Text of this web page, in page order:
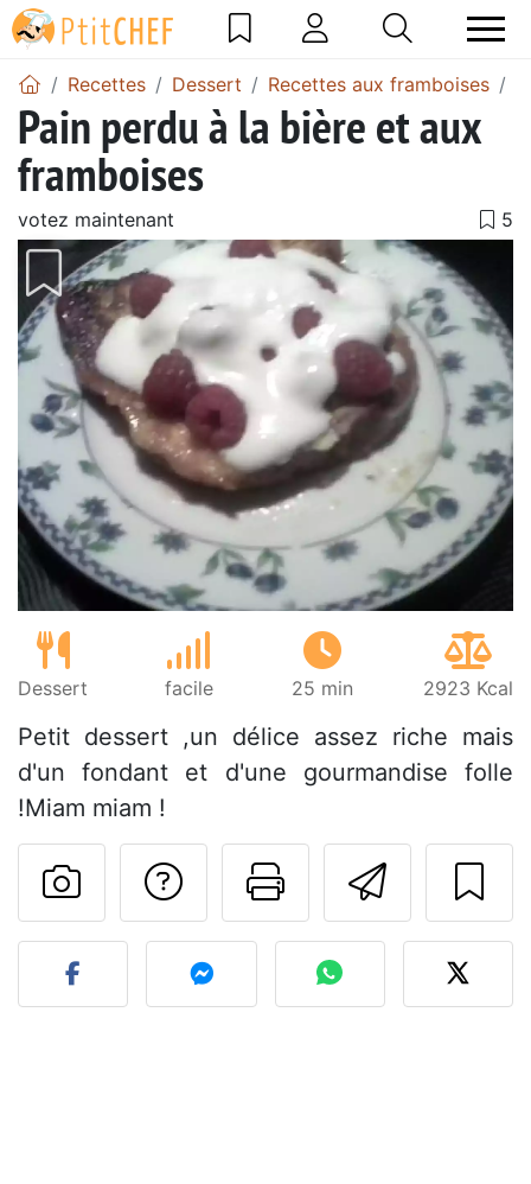
Recettes Dessert Recettes aux framboises
Pain perdu à la bière et aux
framboises
votez maintenant
Dessert facile 25 min 2923 Kcal
Petit dessert ,un délice assez riche mais
d'un fondant et d'une gourmandise folle
!Miam miam !
Imprimer
Poser une
Publier votre photo de